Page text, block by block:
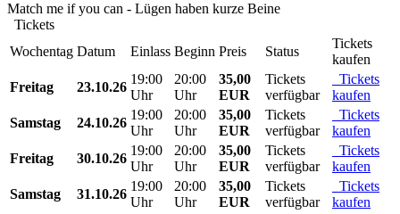
Match me if you can - Lügen haben kurze Beine
Tickets
Wochentag Datum Einlass Beginn Preis Status
Tickets
kaufen
Freitag
23.10.26
19:00
Uhr
20:00
Uhr
35,00
EUR
Tickets
verfügbar
Tickets
kaufen
Samstag
24.10.26
19:00
Uhr
20:00
Uhr
35,00
EUR
Tickets
verfügbar
Tickets
kaufen
Freitag
30.10.26
19:00
Uhr
20:00
Uhr
35,00
EUR
Tickets
verfügbar
Tickets
kaufen
Samstag
31.10.26
19:00
Uhr
20:00
Uhr
35,00
EUR
Tickets
verfügbar
Tickets
kaufen